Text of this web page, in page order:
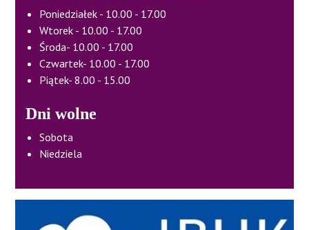
Poniedziałek - 10.00 - 17.00
Wtorek - 10.00 - 17.00
Środa- 10.00 - 17.00
Czwartek- 10.00 - 17.00
Piątek- 8.00 - 15.00
Dni wolne
Sobota
Niedziela